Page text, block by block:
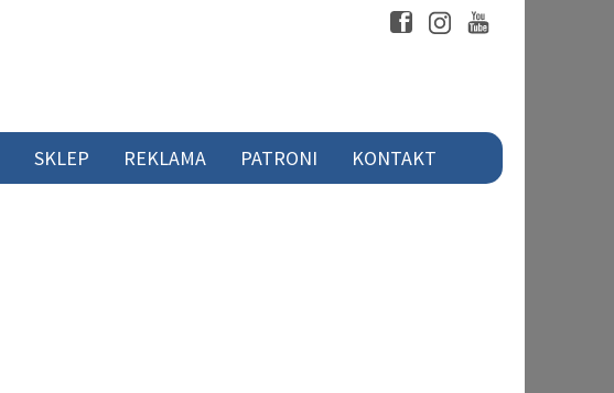
SKLEP REKLAMA PATRONI KONTAKT